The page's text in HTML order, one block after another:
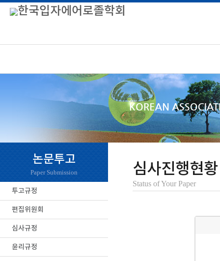
논문투고
Paper Submission
투고규정
편집위원회
심사규정
윤리규정
심사진행현황
Status of Your Paper